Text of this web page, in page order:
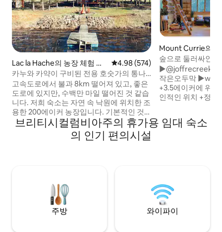
Lac la Hache의 농장 체험 숙
소
평점 4.98점(5점 만점), 후기 574
4.98 (574)
카누와 카약이 구비된 전용 호숫가의 통나
무집
고속도로에서 불과 8km 떨어져 있고, 좋은
도로에 있지만, 수백만 마일 떨어진 것 같습
니다. 저희 숙소는 자연 속 낙원에 위치한 조
용한 200에이커 농장입니다. 기본적인 것
을 위한 작은 마을이 근처에 있습니다. 모든
편의시설을 갖춘 2개의 더 큰 마을까지 45
분 거리입니다. 완전한 프라이버시를 보장
이나 가족 모임을 주최하세요! 양 오두막을
모두 임대하는 경우, 약간의 수수료를 내시
면 파티를 즐기실 수 있는 RV/텐트를 허용
Mount Currie의
숲으로 둘러싸인
작은오두막
+3.5에이커에 위치
인적인 위치 +정통
내 장작 난로, 야
배럴 사우나 +계
브리티시컬럼비아주의 휴가용 임대 숙소
의 인기 편의시설
주방 와이파이